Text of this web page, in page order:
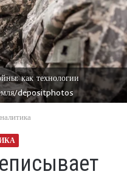
как технологии
depositphotos